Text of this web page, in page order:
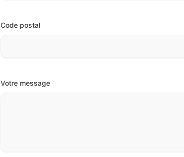
Code postal
Votre message